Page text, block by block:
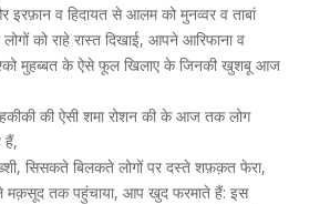
व हिदायत से आलम को मुनव्वर व ताबां
को राहे रास्त दिखाई, आपने आरिफाना व
मुहब्बत के ऐसे फूल खिलाए के जिनकी खुशबू आज
की ऐसी शमा रोशन की के आज तक लोग
हैं,
सिसकते बिलकते लोगों पर दस्ते शफ़क़त फेरा,
मक़सूद तक पहुंचाया, आप खुद फरमाते हैं: इस